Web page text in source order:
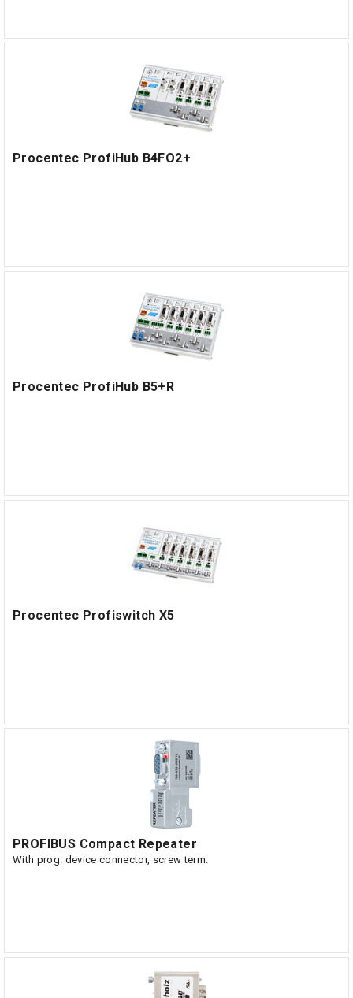
Procentec ProfiHub B4FO2+
Procentec ProfiHub B5+R
Procentec Profiswitch X5
PROFIBUS Compact Repeater
With prog. device connector, screw term.